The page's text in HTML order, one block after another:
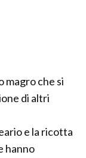
magro che si
di altri
e la ricotta
hanno